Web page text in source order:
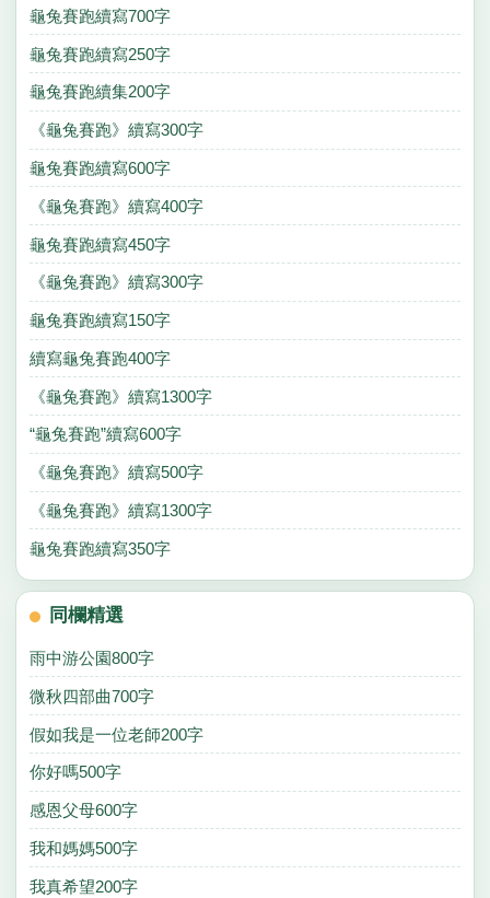
龜兔賽跑續寫700字
龜兔賽跑續寫250字
龜兔賽跑續集200字
《龜兔賽跑》續寫300字
龜兔賽跑續寫600字
《龜兔賽跑》續寫400字
龜兔賽跑續寫450字
《龜兔賽跑》續寫300字
龜兔賽跑續寫150字
續寫龜兔賽跑400字
《龜兔賽跑》續寫1300字
“龜兔賽跑”續寫600字
《龜兔賽跑》續寫500字
《龜兔賽跑》續寫1300字
龜兔賽跑續寫350字
同欄精選
雨中游公園800字
微秋四部曲700字
假如我是一位老師200字
你好嗎500字
感恩父母600字
我和媽媽500字
我真希望200字